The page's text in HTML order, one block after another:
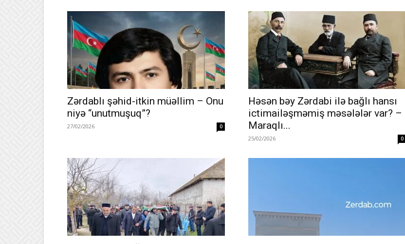
Zərdablı şəhid-itkin müəllim – Onu
niyə “unutmuşuq”?
27/02/2026 0
Həsən bəy Zərdabi ilə bağlı hansı
ictimailəşməmiş məsələlər var? –
Maraqlı...
25/02/2026 0